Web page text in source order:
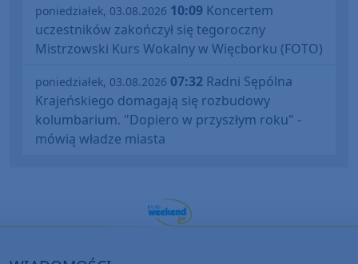
poniedziałek, 03.08.2026 10:09 Koncertem
uczestników zakończył się tegoroczny
Mistrzowski Kurs Wokalny w Więcborku (FOTO)
poniedziałek, 03.08.2026 07:32 Radni Sępólna
Krajeńskiego domagają się rozbudowy
kolumbarium. "Dopiero w przyszłym roku" -
mówią władze miasta